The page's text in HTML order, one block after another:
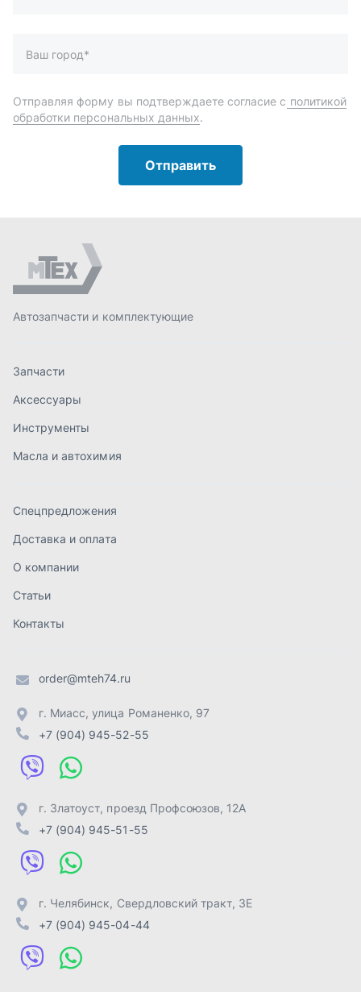
Автозапчасти и комплектующие
Масла и автохимия
Спецпредложения
Доставка и оплата
Контакты
order@mteh74.ru
+7 (904) 945-52-55
г. Златоуст
г. Челябинск
+7 (904) 945-04-44
Отправить заявку
ИП Лахтачёв О.В.
Разработка -